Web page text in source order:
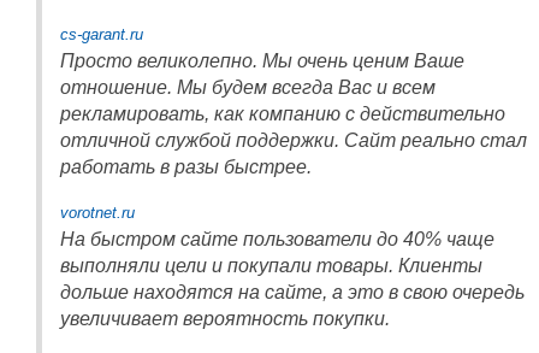
cs-garant.ru
Просто великолепно. Мы очень ценим Ваше
отношение. Мы будем всегда Вас и всем
рекламировать, как компанию с действительно
отличной службой поддержки. Сайт реально стал
работать в разы быстрее.
vorotnet.ru
На быстром сайте пользователи до 40% чаще
выполняли цели и покупали товары. Клиенты
дольше находятся на сайте, а это в свою очередь
увеличивает вероятность покупки.